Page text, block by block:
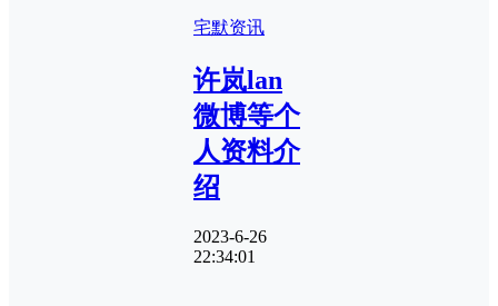
宅默资讯
许岚lan
微博等个
人资料介
绍
2023-6-26
22:34:01